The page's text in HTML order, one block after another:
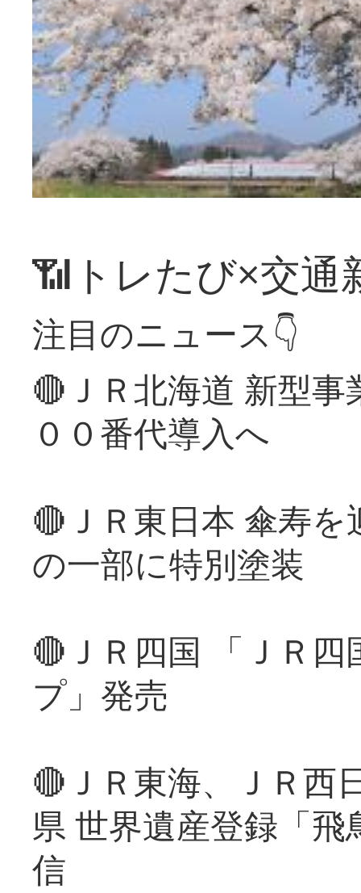
📶トレたび×交通
注目のニュース👇
🔴ＪＲ北海道 新型
００番代導入へ
🔴ＪＲ東日本 傘寿
の一部に特別塗装
🔴ＪＲ四国 「ＪＲ
プ」発売
🔴ＪＲ東海、ＪＲ西
県 世界遺産登録「
信